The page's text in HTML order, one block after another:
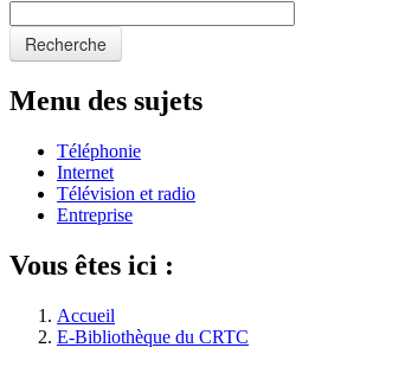
Recherche
Menu des sujets
Téléphonie
Internet
Télévision et radio
Entreprise
Vous êtes ici :
Accueil
E-Bibliothèque du CRTC